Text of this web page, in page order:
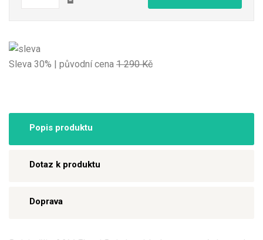
Sleva 30% | původní cena 1 290 Kč
Popis produktu
Dotaz k produktu
Doprava